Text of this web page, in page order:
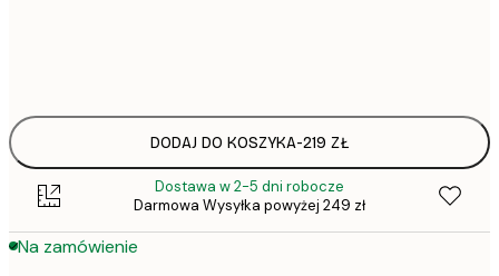
DODAJ DO KOSZYKA-219 ZŁ
Dostawa w 2-5 dni robocze
Darmowa Wysyłka powyżej 249 zł
Na zamówienie